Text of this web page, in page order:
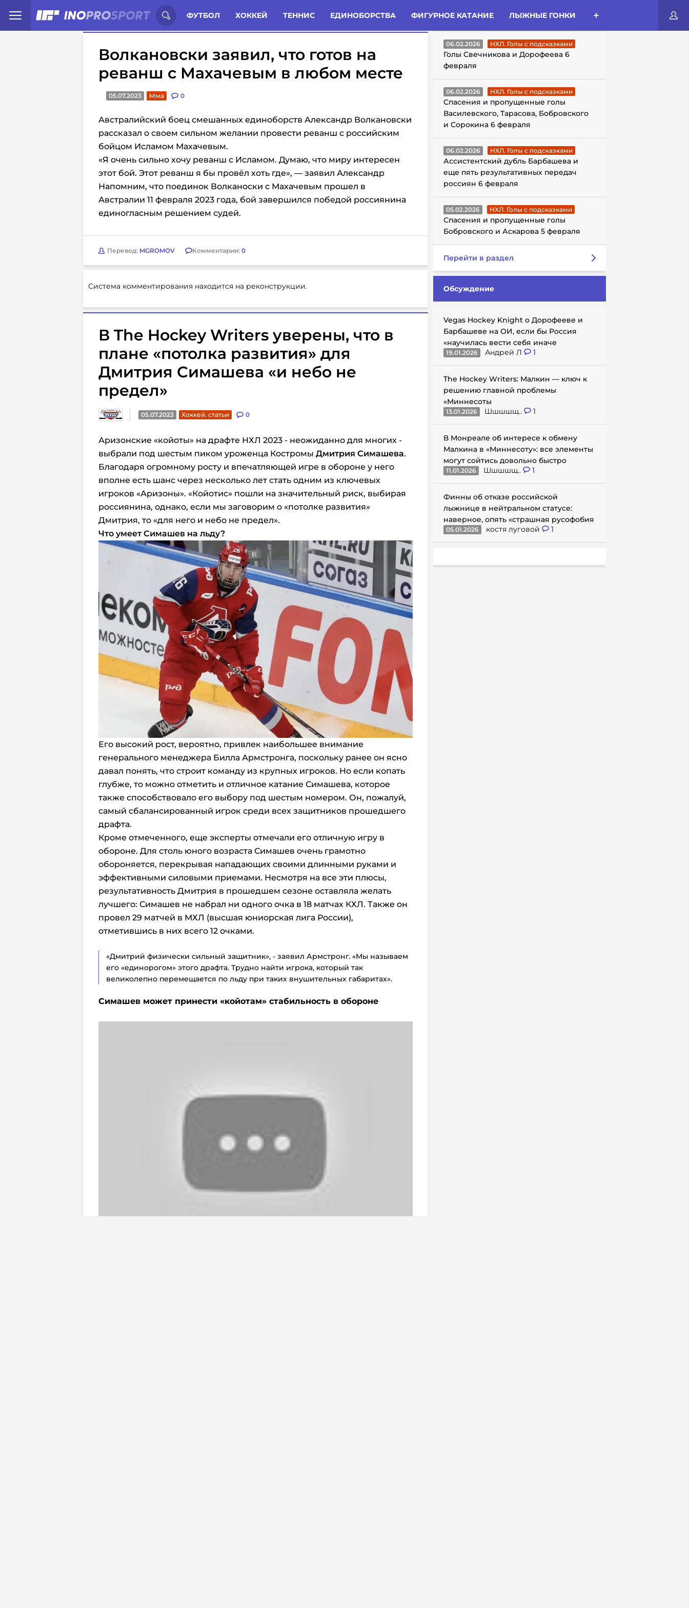
ФУТБОЛ ХОККЕЙ ТЕННИС ЕДИНОБОРСТВА ФИГУРНОЕ КАТАНИЕ ЛЫЖНЫЕ ГОНКИ
Иностранцы о спорте России: Статьи Комменты Новости
Волкановски заявил, что готов на
реванш с Махачевым в любом месте
05.07.2023 Мма 0
Австралийский боец смешанных единоборств Александр Волкановски
рассказал о своем сильном желании провести реванш с российским
бойцом Исламом Махачевым.
«Я очень сильно хочу реванш с Исламом. Думаю, что миру интересен
этот бой. Этот реванш я бы провёл хоть где», — заявил Александр
Напомним, что поединок Волканоски с Махачевым прошел в
Австралии 11 февраля 2023 года, бой завершился победой россиянина
единогласным решением судей.
Перевод: MGROMOV Комментарии: 0
Система комментирования находится на реконструкции.
В The Hockey Writers уверены, что в
плане «потолка развития» для
Дмитрия Симашева «и небо не
предел»
05.07.2023 Хоккей. статьи 0
Аризонские «койоты» на драфте НХЛ 2023 - неожиданно для многих -
выбрали под шестым пиком уроженца Костромы Дмитрия Симашева.
Благодаря огромному росту и впечатляющей игре в обороне у него
вполне есть шанс через несколько лет стать одним из ключевых
игроков «Аризоны». «Койотис» пошли на значительный риск, выбирая
россиянина, однако, если мы заговорим о «потолке развития»
Дмитрия, то «для него и небо не предел».
Что умеет Симашев на льду?
Его высокий рост, вероятно, привлек наибольшее внимание
генерального менеджера Билла Армстронга, поскольку ранее он ясно
давал понять, что строит команду из крупных игроков. Но если копать
глубже, то можно отметить и отличное катание Симашева, которое
также способствовало его выбору под шестым номером. Он, пожалуй,
самый сбалансированный игрок среди всех защитников прошедшего
драфта.
Кроме отмеченного, еще эксперты отмечали его отличную игру в
обороне. Для столь юного возраста Симашев очень грамотно
обороняется, перекрывая нападающих своими длинными руками и
эффективными силовыми приемами. Несмотря на все эти плюсы,
результативность Дмитрия в прошедшем сезоне оставляла желать
лучшего: Симашев не набрал ни одного очка в 18 матчах КХЛ. Также он
провел 29 матчей в МХЛ (высшая юниорская лига России),
отметившись в них всего 12 очками.
«Дмитрий физически сильный защитник», - заявил Армстронг. «Мы называем
его «единорогом» этого драфта. Трудно найти игрока, который так
великолепно перемещается по льду при таких внушительных габаритах».
Симашев может принести «койотам» стабильность в обороне
ГОЛЫ С ПОДСКАЗКАМИ
06.02.2026 НХЛ. Голы с подсказками
Голы Свечникова и Дорофеева 6
февраля
06.02.2026 НХЛ. Голы с подсказками
Спасения и пропущенные голы
Василевского, Тарасова, Бобровского
и Сорокина 6 февраля
06.02.2026 НХЛ. Голы с подсказками
Ассистентский дубль Барбашева и
еще пять результативных передач
россиян 6 февраля
05.02.2026 НХЛ. Голы с подсказками
Спасения и пропущенные голы
Бобровского и Аскарова 5 февраля
Перейти в раздел
Обсуждение
Vegas Hockey Knight о Дорофееве и
Барбашеве на ОИ, если бы Россия
«научилась вести себя иначе
19.01.2026 Андрей Л 1
The Hockey Writers: Малкин — ключ к
решению главной проблемы
«Миннесоты
13.01.2026 Шшшшщ.. 1
В Монреале об интересе к обмену
Малкина в «Миннесоту»: все элементы
могут сойтись довольно быстро
11.01.2026 Шшшшщ.. 1
Финны об отказе российской
лыжнице в нейтральном статусе:
наверное, опять «страшная русофобия
05.01.2026 костя луговой 1